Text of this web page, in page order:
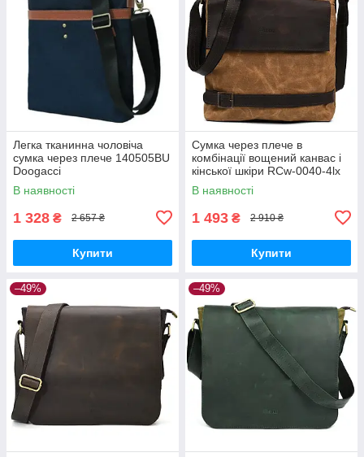
Легка тканинна чоловіча
сумка через плече 140505BU
Doogacci
В наявності
1 328 ₴ 2 657 ₴
Купити
Сумка через плече в
комбінації вощений канвас і
кінської шкіри RCw-0040-4lx
TARWA
В наявності
1 493 ₴ 2 910 ₴
Купити
–49% –49%